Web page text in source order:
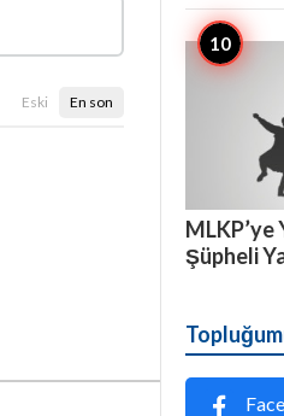
Eski En son
Şüpheli